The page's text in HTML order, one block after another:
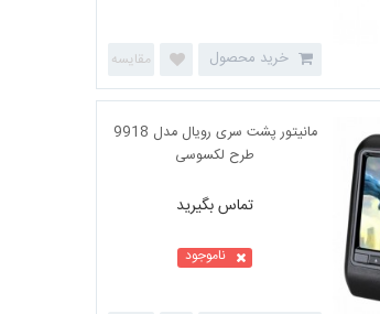
خرید محصول
طرح لکسوسی
تماس بگیرید
ناموجود